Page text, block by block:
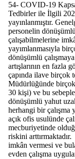
54- COVID-19
Tedbirler ile İlgili
yayınlanmıştır.
personelin
çalışabilmelerine
yayımlanmasıyla
dönüşümlü
artışlarının en fazla
çapında ilave birçok
Müdürlüğünde
30 kişi) ve bu
dönüşümlü yahut
herhangi bir çalışma
açık ofis usulünde
mecburiyetinde
riskini
imkân vermesi ve
evden çalışma